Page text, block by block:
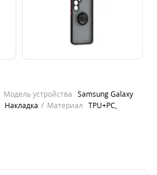
Модель устройства Samsung Galaxy
Накладка Материал TPU+PC,